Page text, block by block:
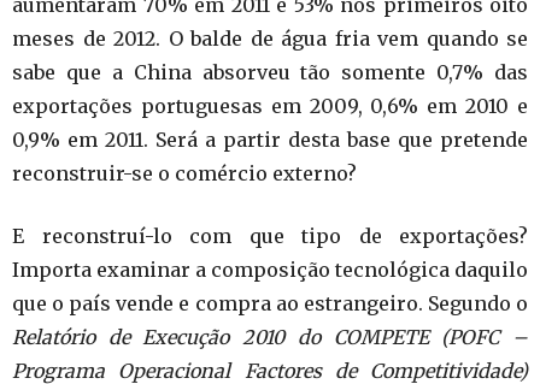
meses de 2012. O balde de água fria vem quando se
sabe que a China absorveu tão somente 0,7% das
exportações portuguesas em 2009, 0,6% em 2010 e
0,9% em 2011. Será a partir desta base que pretende
reconstruir-se o comércio externo?
E reconstruí-lo com que tipo de exportações?
Importa examinar a composição tecnológica daquilo
que o país vende e compra ao estrangeiro. Segundo o
Relatório de Execução 2010 do COMPETE (POFC –
Programa Operacional Factores de Competitividade)